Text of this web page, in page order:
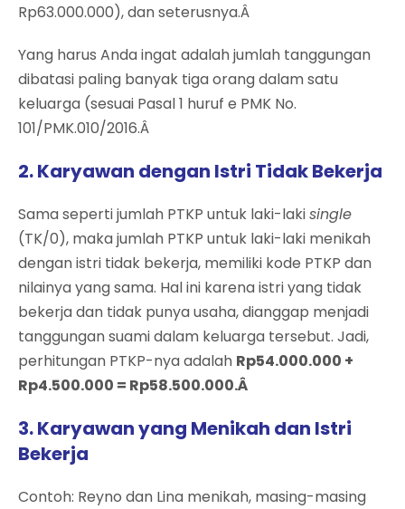
Rp63.000.000), dan seterusnya.Â
Yang harus Anda ingat adalah jumlah tanggungan
dibatasi paling banyak tiga orang dalam satu
keluarga (sesuai Pasal 1 huruf e PMK No.
101/PMK.010/2016.Â
2. Karyawan dengan Istri Tidak Bekerja
Sama seperti jumlah PTKP untuk laki-lakisingle
(TK/0), maka jumlah PTKP untuk laki-laki menikah
dengan istri tidak bekerja, memiliki kode PTKP dan
nilainya yang sama. Hal ini karena istri yang tidak
bekerja dan tidak punya usaha, dianggap menjadi
tanggungan suami dalam keluarga tersebut. Jadi,
perhitungan PTKP-nya adalah Rp54.000.000 +
Rp4.500.000 = Rp58.500.000.Â
3. Karyawan yang Menikah dan Istri
Bekerja
Contoh: Reyno dan Lina menikah, masing-masing